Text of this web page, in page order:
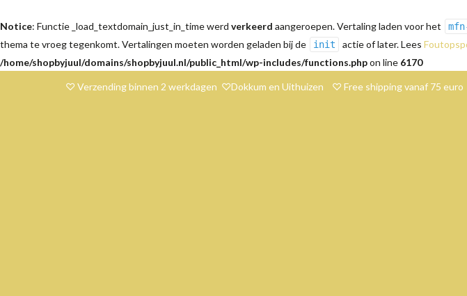
Notice: Functie _load_textdomain_just_in_time werd verkeerd aangeroepen. Vertaling laden voor het
thema te vroeg tegenkomt. Vertalingen moeten worden geladen bij de
init actie of later. Lees
/home/shopbyjuul/domains/shopbyjuul.nl/public_html/wp-includes/functions.phpon line 6170
♡ Verzending binnen 2 werkdagen ♡Dokkum en Uithuizen ♡ Free shipping vanaf 75 euro